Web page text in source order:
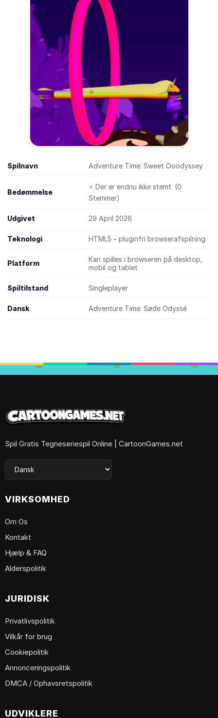
Spilnavn Adventure Time: Sweet Ooodyssey
Bedømmelse
⭐ Der er endnu ikke stemt. (0
Stemmer)
Udgivet 29 April 2026
Teknologi HTML5 – pluginfri browserafspilning
Platform
Kan spilles i browseren på desktop,
mobil og tablet
Spiltilstand Singleplayer
Dansk Adventure Time: Søde Odyssé
Spil Gratis Tegneseriespil Online | CartoonGames.net
VIRKSOMHED
Om Os
Kontakt
Hjælp & FAQ
Alderspolitik
JURIDISK
Privatlivspolitik
Vilkår for brug
Cookiepolitik
Annonceringspolitik
DMCA / Ophavsretspolitik
UDVIKLERE